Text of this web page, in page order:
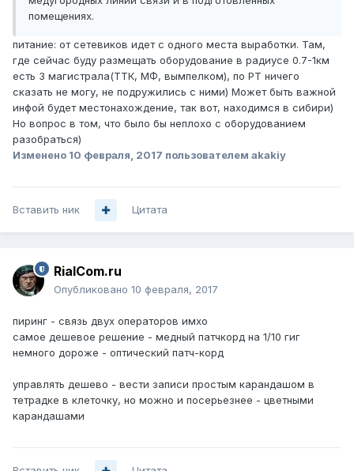
помещениях.
питание: от сетевиков идет с одного места выработки. Там,
где сейчас буду размещать оборудование в радиусе 0.7-1км
есть 3 магистрала(ТТК, МФ, вымпелком), по РТ ничего
сказать не могу, не подружились с ними) Может быть важной
инфой будет местонахождение, так вот, находимся в сибири)
Но вопрос в том, что было бы неплохо с оборудованием
разобраться)
Изменено 10 февраля, 2017 пользователем akakiy
Вставить ник Цитата
RialCom.ru
Опубликовано 10 февраля, 2017
пиринг - связь двух операторов имхо
самое дешевое решение - медный патчкорд на 1/10 гиг
немного дороже - оптический патч-корд
управлять дешево - вести записи простым карандашом в
тетрадке в клеточку, но можно и посерьезнее - цветными
карандашами